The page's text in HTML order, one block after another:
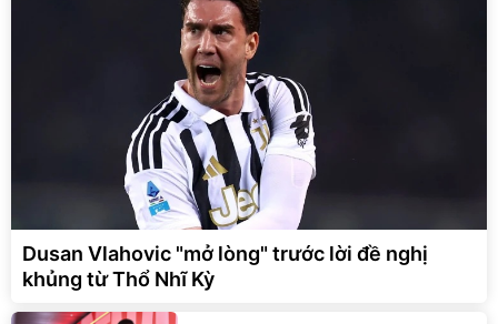
Dusan Vlahovic "mở lòng" trước lời đề nghị
khủng từ Thổ Nhĩ Kỳ